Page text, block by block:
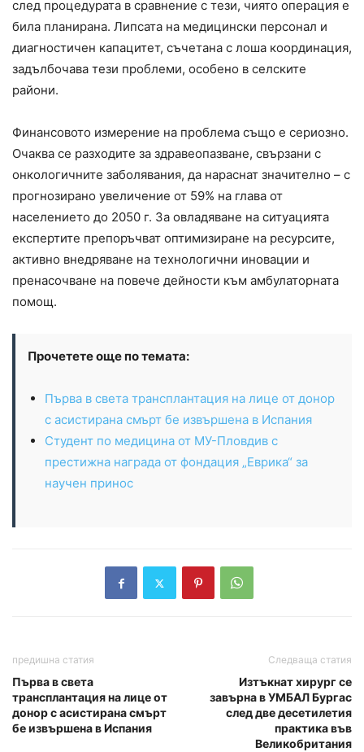
след процедурата в сравнение с тези, чиято операция е
била планирана. Липсата на медицински персонал и
диагностичен капацитет, съчетана с лоша координация,
задълбочава тези проблеми, особено в селските
райони.
Финансовото измерение на проблема също е сериозно.
Очаква се разходите за здравеопазване, свързани с
онкологичните заболявания, да нараснат значително – с
прогнозирано увеличение от 59% на глава от
населението до 2050 г. За овладяване на ситуацията
експертите препоръчват оптимизиране на ресурсите,
активно внедряване на технологични иновации и
пренасочване на повече дейности към амбулаторната
помощ.
Прочетете още по темата:
Първа в света трансплантация на лице от донор
с асистирана смърт бе извършена в Испания
Студент по медицина от МУ-Пловдив с
престижна награда от фондация „Еврика“ за
научен принос
предишна статия
Първа в света
трансплантация на лице от
донор с асистирана смърт
бе извършена в Испания
Следваща статия
Изтъкнат хирург се
завърна в УМБАЛ Бургас
след две десетилетия
практика във
Великобритания